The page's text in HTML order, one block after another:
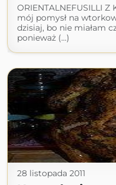
ORIENTALNEFUSILLI Z
mój pomysł na
dzisiaj, bo nie miałam
ponieważ (...)
28 listopada 2011